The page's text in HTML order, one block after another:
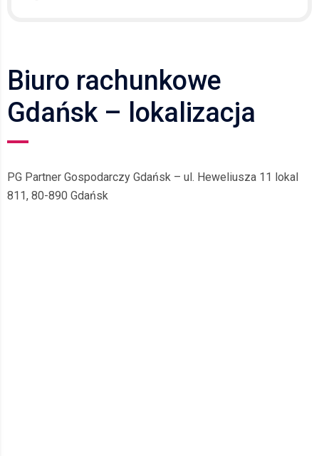
Biuro rachunkowe
Gdańsk – lokalizacja
PG Partner Gospodarczy Gdańsk – ul. Heweliusza 11 lokal
811, 80-890 Gdańsk